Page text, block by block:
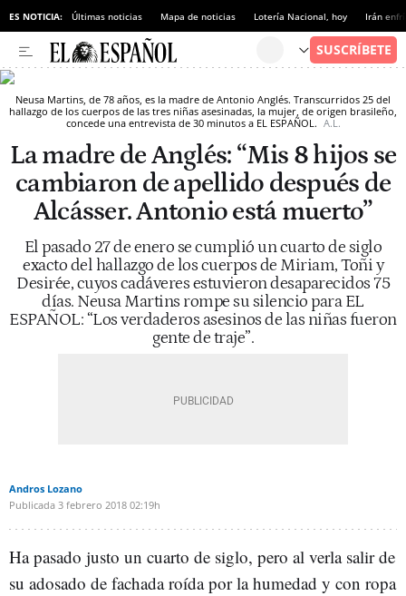
ES NOTICIA: Últimas noticias Mapa de noticias Lotería Nacional, hoy Irán
Neusa Martins, de 78 años, es la madre de Antonio Anglés. Transcurridos 25 del
hallazgo de los cuerpos de las tres niñas asesinadas, la mujer, de origen brasileño,
concede una entrevista de 30 minutos a EL ESPAÑOL. A.L.
La madre de Anglés: “Mis 8 hijos se
cambiaron de apellido después de
Alcásser. Antonio está muerto”
El pasado 27 de enero se cumplió un cuarto de siglo
exacto del hallazgo de los cuerpos de Miriam, Toñi y
Desirée, cuyos cadáveres estuvieron desaparecidos 75
días. Neusa Martins rompe su silencio para EL
ESPAÑOL: “Los verdaderos asesinos de las niñas fueron
gente de traje”.
Andros Lozano
Publicada 3 febrero 2018 02:19h
Ha pasado justo un cuarto de siglo, pero al verla salir de
su adosado de fachada roída por la humedad y con ropa